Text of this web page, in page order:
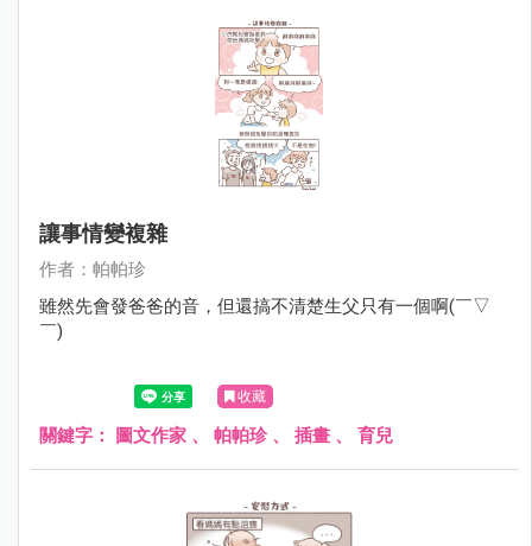
讓事情變複雜
作者：帕帕珍
雖然先會發爸爸的音，但還搞不清楚生父只有一個啊(￣▽
￣)
收藏
關鍵字： 圖文作家 、 帕帕珍、 插畫 、 育兒